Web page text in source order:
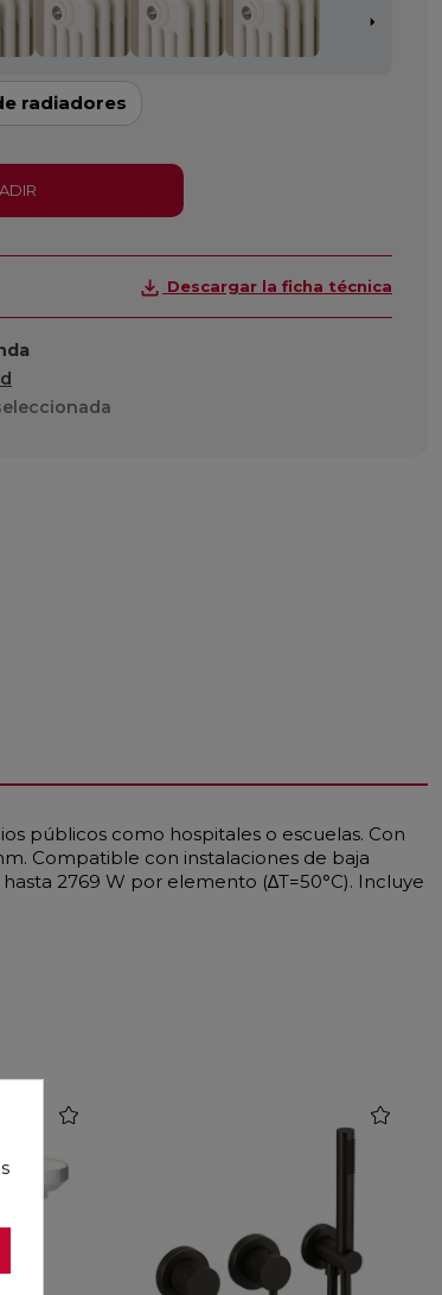
radiadores
Descargar la ficha técnica
públicos como hospitales o escuelas. Con
Compatible con instalaciones de baja
2769 W por elemento (∆T=50°C). Incluye
favorite